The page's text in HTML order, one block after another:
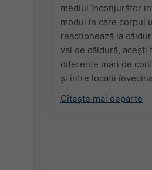
mediul înconjurător
modul în care corpul
reacționează la
val de căldură, acești
diferențe mari de
și între locații
Citește mai departe